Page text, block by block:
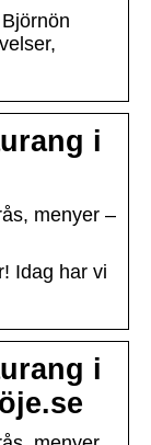
i
menyer –
Idag har vi
i